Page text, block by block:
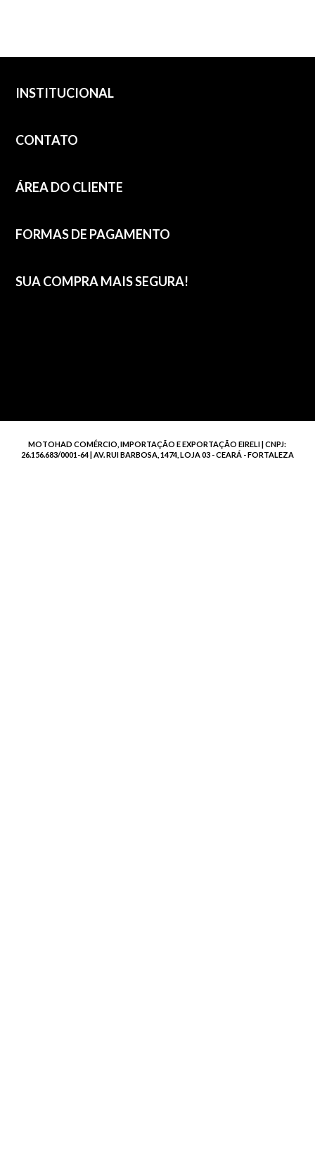
INSTITUCIONAL
CONTATO
ÁREA DO CLIENTE
FORMAS DE PAGAMENTO
SUA COMPRA MAIS SEGURA!
MOTOHAD COMÉRCIO, IMPORTAÇÃO E EXPORTAÇÃO EIRELI | CNPJ:
26.156.683/0001-64 | AV. RUI BARBOSA, 1474, LOJA 03 - CEARÁ - FORTALEZA